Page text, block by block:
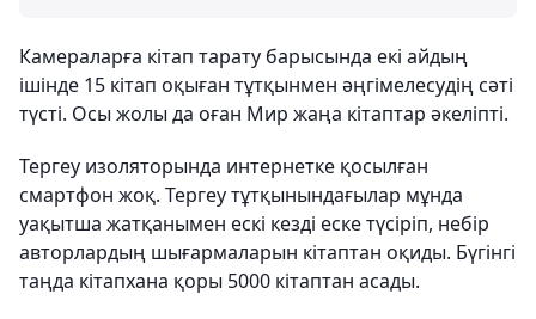
Камераларға кітап тарату барысында екі айдың
ішінде 15 кітап оқыған тұтқынмен әңгімелесудің сәті
түсті. Осы жолы да оған Мир жаңа кітаптар әкеліпті.
Тергеу изоляторында интернетке қосылған
смартфон жоқ. Тергеу тұтқынындағылар мұнда
уақытша жатқанымен ескі кезді еске түсіріп, небір
авторлардың шығармаларын кітаптан оқиды. Бүгінгі
таңда кітапхана қоры 5000 кітаптан асады.